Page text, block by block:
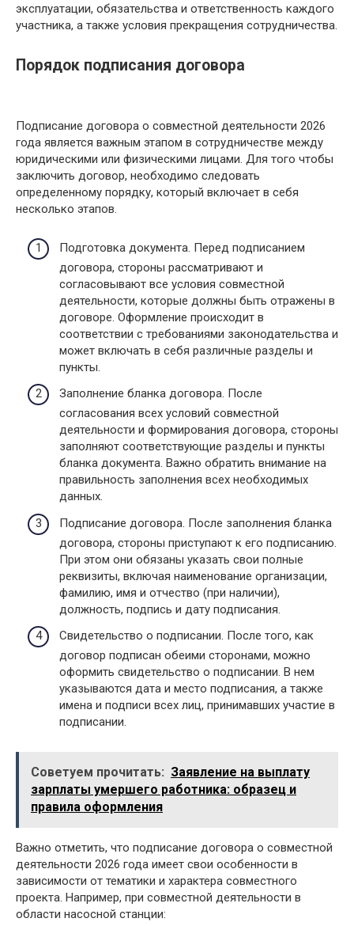
эксплуатации, обязательства и ответственность каждого
участника, а также условия прекращения сотрудничества.
Порядок подписания договора
Подписание договора о совместной деятельности 2026
года является важным этапом в сотрудничестве между
юридическими или физическими лицами. Для того чтобы
заключить договор, необходимо следовать
определенному порядку, который включает в себя
несколько этапов.
Подготовка документа. Перед подписанием
договора, стороны рассматривают и
согласовывают все условия совместной
деятельности, которые должны быть отражены в
договоре. Оформление происходит в
соответствии с требованиями законодательства и
может включать в себя различные разделы и
пункты.
Заполнение бланка договора. После
согласования всех условий совместной
деятельности и формирования договора, стороны
заполняют соответствующие разделы и пункты
бланка документа. Важно обратить внимание на
правильность заполнения всех необходимых
данных.
Подписание договора. После заполнения бланка
договора, стороны приступают к его подписанию.
При этом они обязаны указать свои полные
реквизиты, включая наименование организации,
фамилию, имя и отчество (при наличии),
должность, подпись и дату подписания.
Свидетельство о подписании. После того, как
договор подписан обеими сторонами, можно
оформить свидетельство о подписании. В нем
указываются дата и место подписания, а также
имена и подписи всех лиц, принимавших участие в
подписании.
Советуем прочитать: Заявление на выплату
зарплаты умершего работника: образец и
правила оформления
Важно отметить, что подписание договора о совместной
деятельности 2026 года имеет свои особенности в
зависимости от тематики и характера совместного
проекта. Например, при совместной деятельности в
области насосной станции: